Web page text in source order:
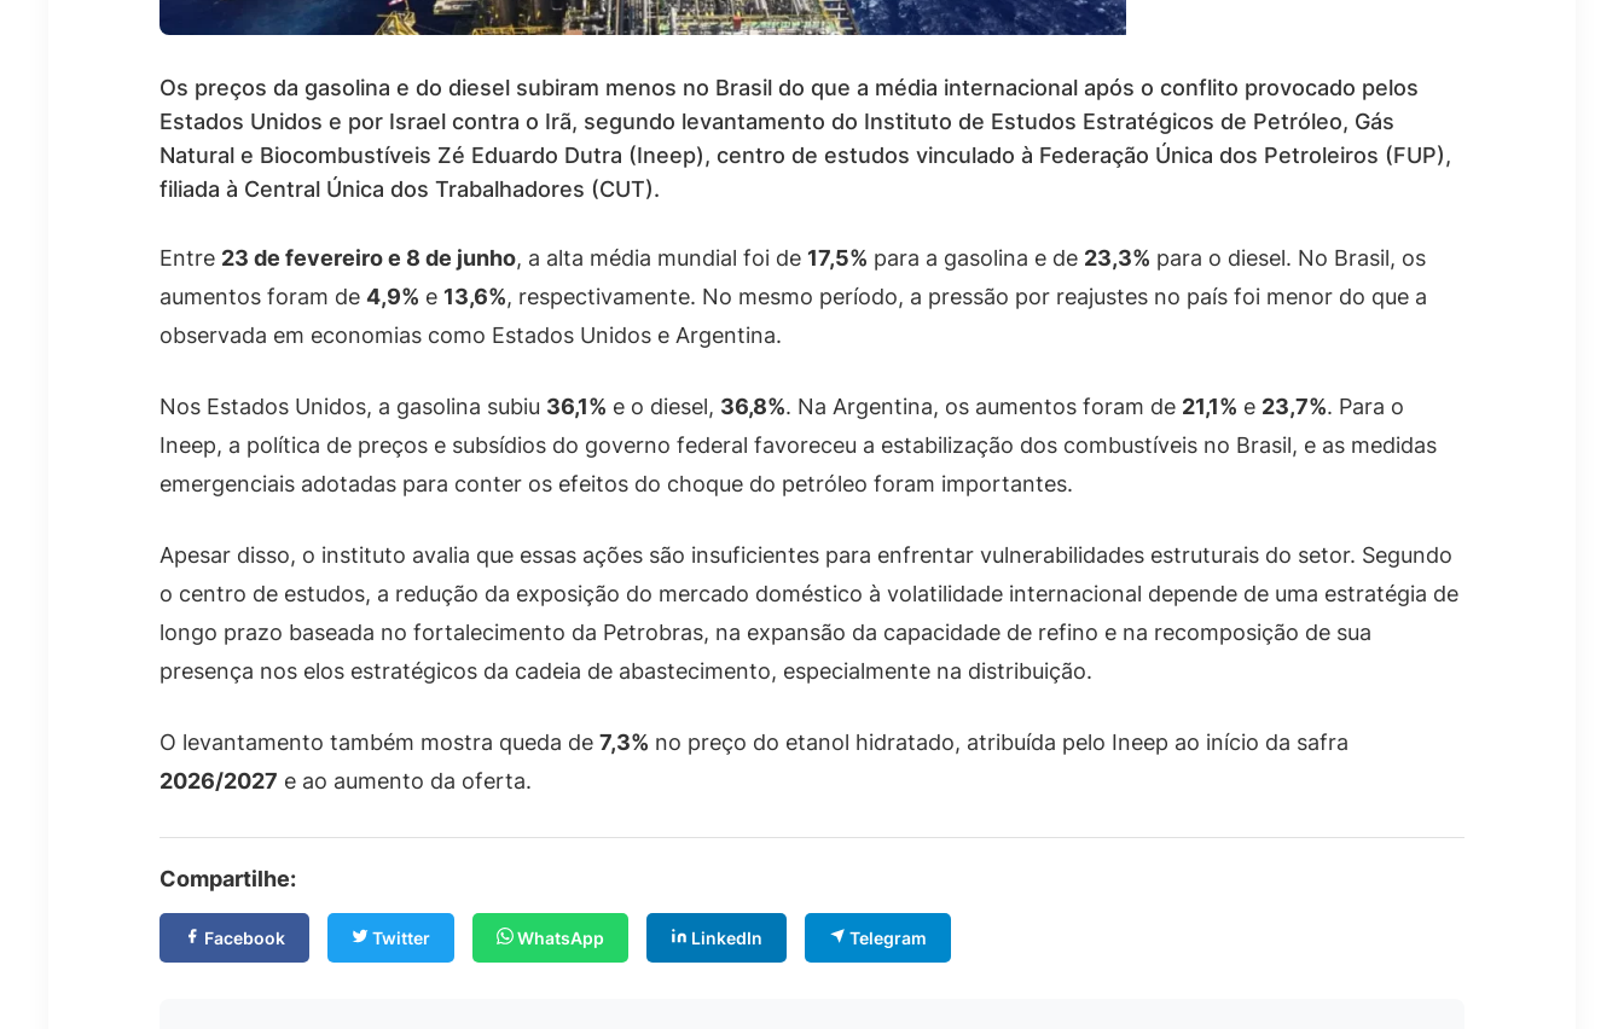
Os preços da gasolina e do diesel subiram menos no Brasil do que a média internacional após o conflito provocado pelos
Estados Unidos e por Israel contra o Irã, segundo levantamento do Instituto de Estudos Estratégicos de Petróleo, Gás
Natural e Biocombustíveis Zé Eduardo Dutra (Ineep), centro de estudos vinculado à Federação Única dos Petroleiros (FUP),
filiada à Central Única dos Trabalhadores (CUT).
Entre 23 de fevereiro e 8 de junho, a alta média mundial foi de 17,5% para a gasolina e de 23,3% para o diesel. No Brasil, os
aumentos foram de 4,9% e 13,6%, respectivamente. No mesmo período, a pressão por reajustes no país foi menor do que a
observada em economias como Estados Unidos e Argentina.
Nos Estados Unidos, a gasolina subiu 36,1% e o diesel, 36,8%. Na Argentina, os aumentos foram de 21,1% e 23,7%. Para o
Ineep, a política de preços e subsídios do governo federal favoreceu a estabilização dos combustíveis no Brasil, e as medidas
emergenciais adotadas para conter os efeitos do choque do petróleo foram importantes.
Apesar disso, o instituto avalia que essas ações são insuficientes para enfrentar vulnerabilidades estruturais do setor. Segundo
o centro de estudos, a redução da exposição do mercado doméstico à volatilidade internacional depende de uma estratégia de
longo prazo baseada no fortalecimento da Petrobras, na expansão da capacidade de refino e na recomposição de sua
presença nos elos estratégicos da cadeia de abastecimento, especialmente na distribuição.
O levantamento também mostra queda de 7,3% no preço do etanol hidratado, atribuída pelo Ineep ao início da safra
2026/2027 e ao aumento da oferta.
Compartilhe:
Facebook Twitter WhatsApp LinkedIn Telegram